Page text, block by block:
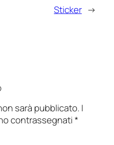
Sticker →
sarà pubblicato. I
contrassegnati*